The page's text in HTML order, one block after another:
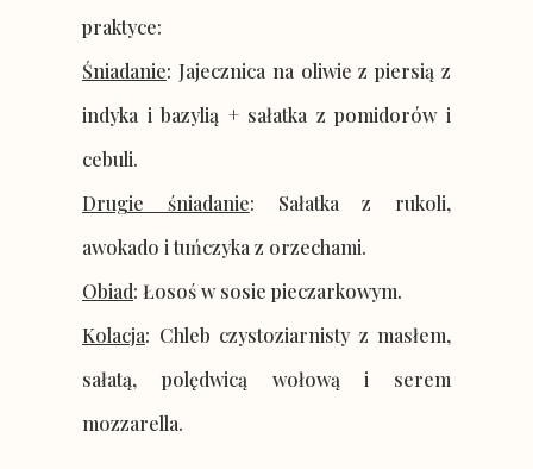
praktyce:
Śniadanie: Jajecznica na oliwie z piersią z
indyka i bazylią + sałatka z pomidorów i
cebuli.
Drugie śniadanie: Sałatka z rukoli,
awokado i tuńczyka z orzechami.
Obiad: Łosoś w sosie pieczarkowym.
Kolacja: Chleb czystoziarnisty z masłem,
sałatą, polędwicą wołową i serem
mozzarella.